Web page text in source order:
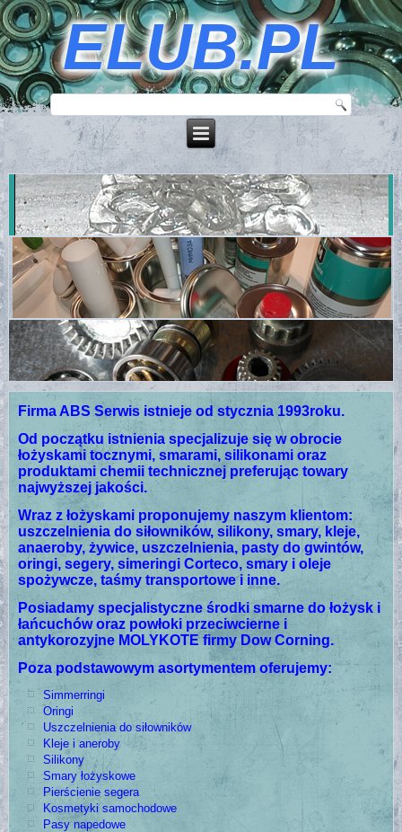
ELUB.PL
Firma ABS Serwis istnieje od stycznia 1993roku.
Od początku istnienia specjalizuje się w obrocie
łożyskami tocznymi, smarami, silikonami oraz
produktami chemii technicznej preferując towary
najwyższej jakości.
Wraz z łożyskami proponujemy naszym klientom:
uszczelnienia do siłowników, silikony, smary, kleje,
anaeroby, żywice, uszczelnienia, pasty do gwintów,
oringi, segery, simeringi Corteco, smary i oleje
spożywcze, taśmy transportowe i inne.
Posiadamy specjalistyczne środki smarne do łożysk i
łańcuchów oraz powłoki przeciwcierne i
antykorozyjne MOLYKOTE firmy Dow Corning.
Poza podstawowym asortymentem oferujemy:
Simmerringi
Oringi
Uszczelnienia do siłowników
Kleje i aneroby
Silikony
Smary łożyskowe
Pierścienie segera
Kosmetyki samochodowe
Pasy napedowe